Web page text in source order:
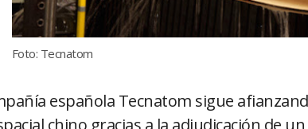
Foto: Tecnatom
española Tecnatom sigue
chino gracias a la adjudicación de